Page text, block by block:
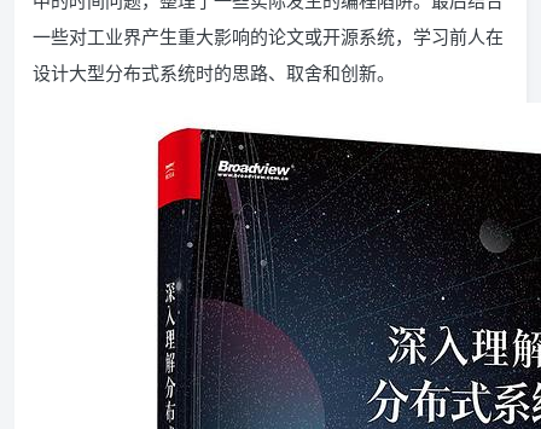
一些对工业界产生重大影响的论文或开源系统，学习前人在
设计大型分布式系统时的思路、取舍和创新。